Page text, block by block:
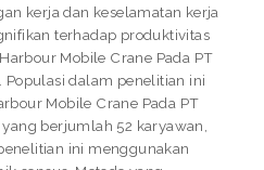
kerja dan keselamatan kerja
terhadap produktivitas
Mobile Crane Pada PT
Populasi dalam penelitian ini
Mobile Crane Pada PT
berjumlah 52 karyawan,
ini menggunakan